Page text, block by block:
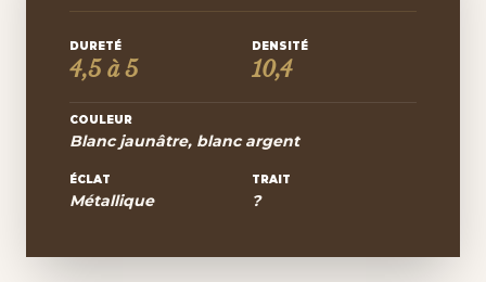
DURETÉ
4,5 à 5
DENSITÉ
10,4
COULEUR
Blanc jaunâtre, blanc argent
ÉCLAT
Métallique
TRAIT
?